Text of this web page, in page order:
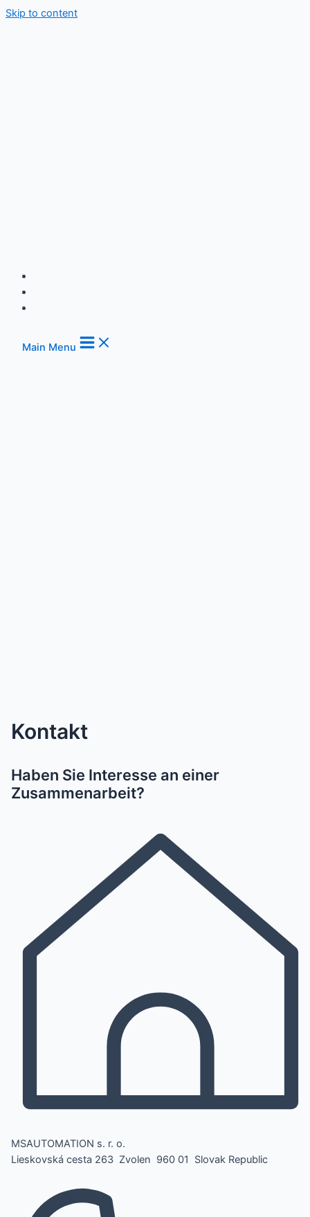
Skip to content
Main Menu
Kontakt
Haben Sie Interesse an einer
Zusammenarbeit?
MSAUTOMATION s. r. o.
Lieskovská cesta 263 Zvolen 960 01 Slovak Republic